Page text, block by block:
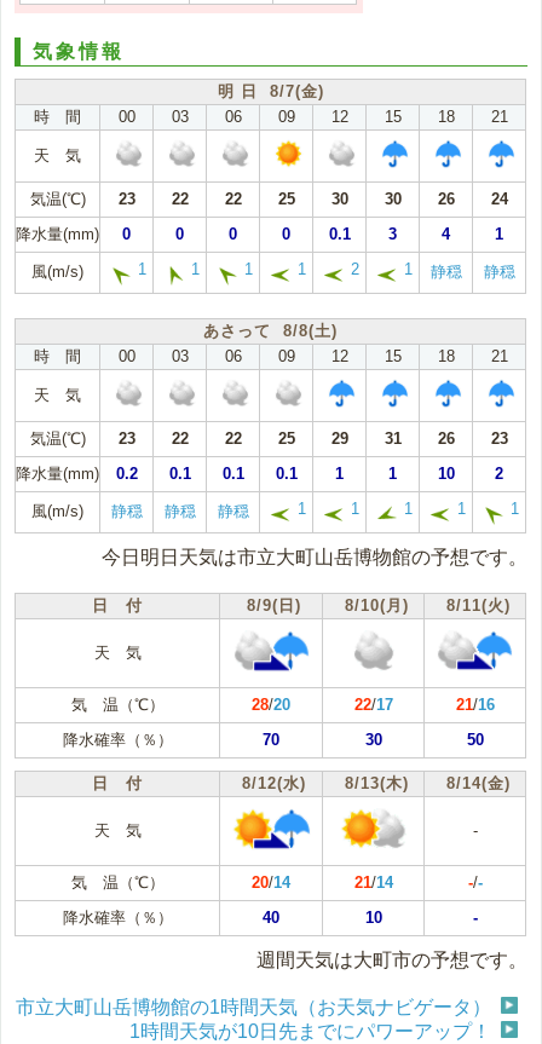
気象情報
明 日 8/7(金)
時 間
00 03 06 09 12 15 18 21
天 気
気温(℃) 23 22 22 25 30 30 26
24
降水量(mm)
0 0 0 0 0.1 3 4 1
風(m/s) 1 1 1 1 2 1 静穏 静穏
あさって 8/8(土)
時 間
00 03 06 09 12 15 18 21
天 気
気温(℃) 23 22 22 25 29 31 26
23
降水量(mm)
0.2 0.1 0.1 0.1 1 1 10 2
風(m/s) 静穏 静穏 静穏 1 1 1 1 1
今日明日天気は市立大町山岳博物館の予想です。
日 付 8/9(日) 8/10(月) 8/11(火)
天 気
気 温（℃） 28/20 22/17 21/16
降水確率（％）
70 30 50
日 付 8/12(水) 8/13(木) 8/14(金)
天 気 -
気 温（℃） 20/14 21/14 -/-
降水確率（％）
40 10 -
週間天気は大町市の予想です。
市立大町山岳博物館の1時間天気（お天気ナビゲータ）
1時間天気が10日先までにパワーアップ！